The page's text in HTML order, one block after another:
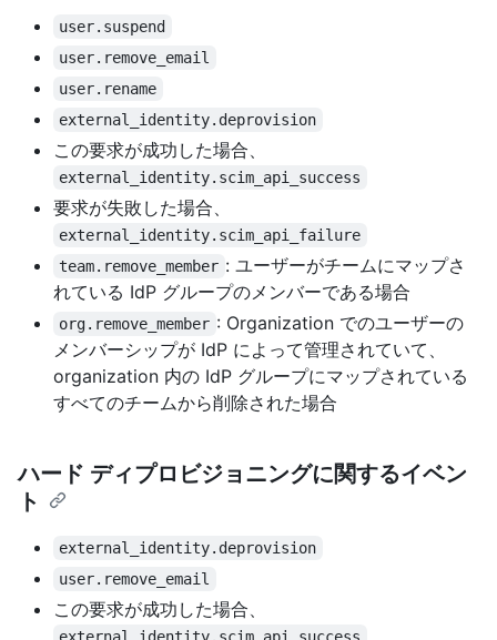
user.suspend
user.remove_email
user.rename
external_identity.deprovision
この要求が成功した場合、
external_identity.scim_api_success
要求が失敗した場合、
external_identity.scim_api_failure
team.remove_member : ユーザーがチームにマップさ
れている IdP グループのメンバーである場合
org.remove_member : Organization でのユーザーの
メンバーシップが IdP によって管理されていて、
organization 内の IdP グループにマップされている
すべてのチームから削除された場合
ハード ディプロビジョニングに関するイベン
ト
external_identity.deprovision
user.remove_email
この要求が成功した場合、